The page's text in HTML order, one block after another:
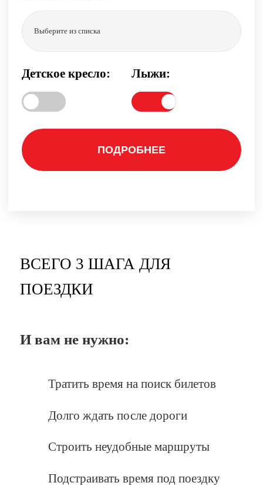
Детское кресло: Лыжи:
Выберите из списка
ПОДРОБНЕЕ
ВСЕГО 3 ШАГА ДЛЯ
ПОЕЗДКИ
И вам не нужно:
Тратить время на поиск билетов
Долго ждать после дороги
Строить неудобные маршруты
Подстраивать время под поездку